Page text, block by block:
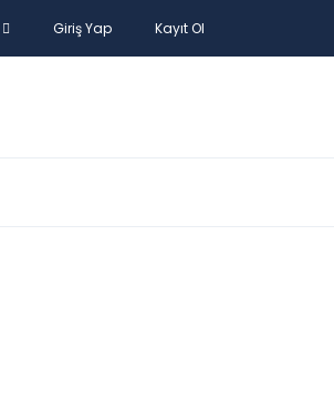
Giriş Yap Kayıt Ol